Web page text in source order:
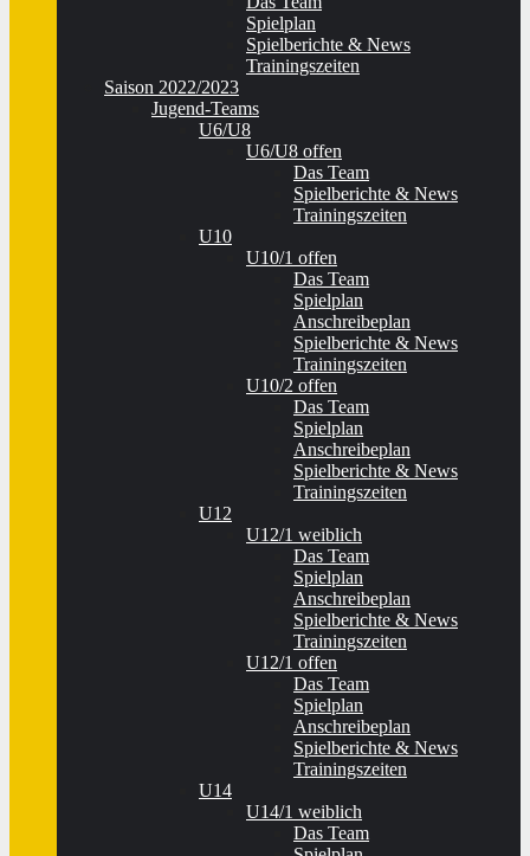
Spielplan
Spielberichte & News
Trainingszeiten
Saison 2022/2023
Jugend-Teams
U6/U8
U6/U8 offen
Das Team
Spielberichte & News
Trainingszeiten
U10
U10/1 offen
Das Team
Spielplan
Anschreibeplan
Spielberichte & News
Trainingszeiten
U10/2 offen
Das Team
Spielplan
Anschreibeplan
Spielberichte & News
Trainingszeiten
U12
U12/1 weiblich
Das Team
Spielplan
Anschreibeplan
Spielberichte & News
Trainingszeiten
U12/1 offen
Das Team
Spielplan
Anschreibeplan
Spielberichte & News
Trainingszeiten
U14
U14/1 weiblich
Das Team